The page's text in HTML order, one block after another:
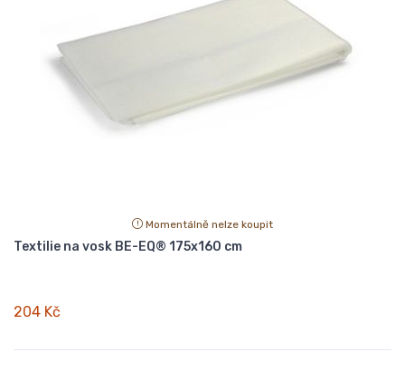
Momentálně nelze koupit
Textilie na vosk BE-EQ® 175x160 cm
204 Kč